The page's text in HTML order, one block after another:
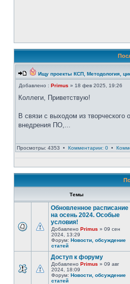
Ищу проекты КСП, Методология,
Добавлено : Primus » 18 фев 2025, 19:26
Коллеги, Приветствую!
В связи с выходом из
внедрения ПО,...
Просмотры: 4353 • Комментарии: 0 •
Темы
Обновленное расписание
на осень 2024. Особые
условия!
Добавлено Primus » 09 сен
2024, 13:29
Форум: Новости, обсуждение
статей
Доступ к форуму
Добавлено Primus » 09 авг
2024, 18:09
Форум: Новости, обсуждение
статей